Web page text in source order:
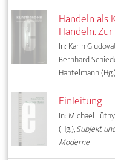
Handeln als
Handeln.
In: Karin
Bernhard
Hantelmann
Einleitung
In: Michael
(Hg.),Subjekt
Moderne